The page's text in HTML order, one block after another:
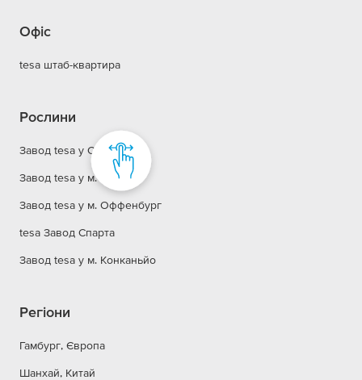
Офіс
tesa штаб-квартира
Рослини
Завод tesa у Сучжоу
Завод tesa у м. Гамбург
Завод tesa у м. Оффенбург
tesa Завод Спарта
Завод tesa у м. Конканьйо
Регіони
Гамбург, Європа
Шанхай, Китай